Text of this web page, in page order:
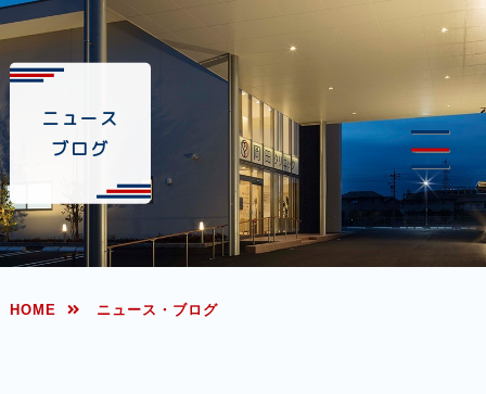
ニュース
ブログ
HOME ニュース・ブログ